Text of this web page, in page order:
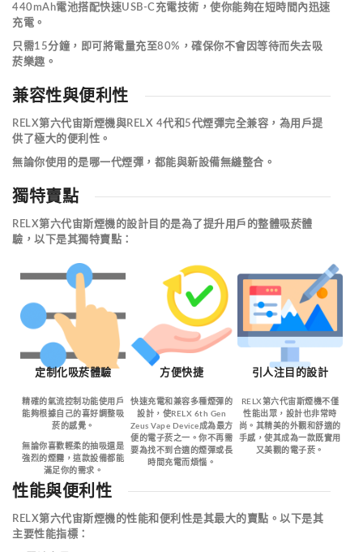
440mAh電池搭配快速USB-C充電技術，使你能夠在短時間內迅速
充電。
只需15分鐘，即可將電量充至80%，確保你不會因等待而失去吸
菸樂趣。
兼容性與便利性
RELX第六代宙斯煙機與RELX 4代和5代煙彈完全兼容，為用戶提
供了極大的便利性。
無論你使用的是哪一代煙彈，都能與新設備無縫整合。
獨特賣點
RELX第六代宙斯煙機的設計目的是為了提升用戶的整體吸菸體
驗，以下是其獨特賣點：
定制化吸菸體驗
精確的氣流控制功能使用戶
能夠根據自己的喜好調整吸
菸的感覺。
無論你喜歡輕柔的抽吸還是
強烈的煙霧，這款設備都能
滿足你的需求。
方便快捷
快速充電和兼容多種煙彈的
設計，使RELX 6th Gen
Zeus Vape Device成為最方
便的電子菸之一。你不再需
要為找不到合適的煙彈或長
時間充電而煩惱。
引人注目的設計
RELX第六代宙斯煙機不僅
性能出眾，設計也非常時
尚。其精美的外觀和舒適的
手感，使其成為一款既實用
又美觀的電子菸。
性能與便利性
RELX第六代宙斯煙機的性能和便利性是其最大的賣點。以下是其
主要性能指標：